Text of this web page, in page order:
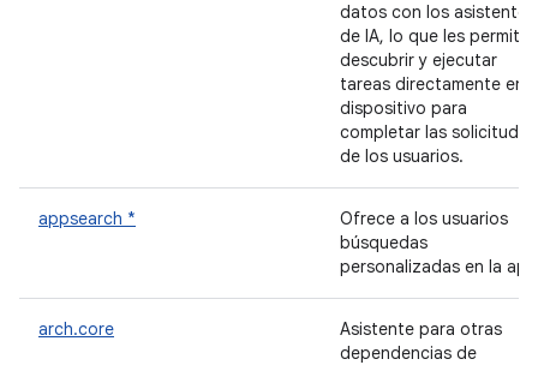
datos con los asistentes
de IA, lo que les permite
descubrir y ejecutar
tareas directamente en
dispositivo para
completar las solicitudes
de los usuarios.
appsearch *
Ofrece a los usuarios
búsquedas
personalizadas en la
arch.core
Asistente para otras
dependencias de